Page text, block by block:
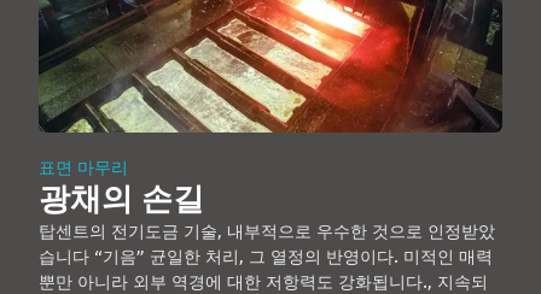
표면 마무리
광채의 손길
탑센트의 전기도금 기술, 내부적으로 우수한 것으로 인정받았
습니다 “기음” 균일한 처리, 그 열정의 반영이다. 미적인 매력
뿐만 아니라 외부 역경에 대한 저항력도 강화됩니다., 지속되